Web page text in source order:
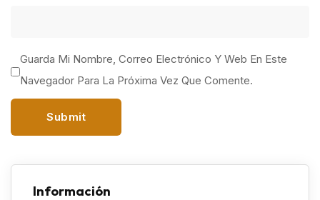
Guarda Mi Nombre, Correo Electrónico Y Web En Este
Navegador Para La Próxima Vez Que Comente.
Información